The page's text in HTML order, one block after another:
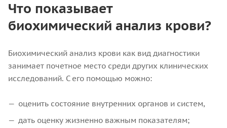
Что показывает
биохимический анализ крови?
Биохимический анализ крови как вид диагностики
занимает почетное место среди других клинических
исследований. C его помощью можно:
оценить состояние внутренних органов и систем,
дать оценку жизненно важным показателям;